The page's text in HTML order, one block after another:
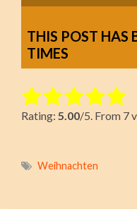
THIS POST HAS
TIMES
Rate this item:
Submit Rating
Rating: 5.00/5. From 7
Weihnachten